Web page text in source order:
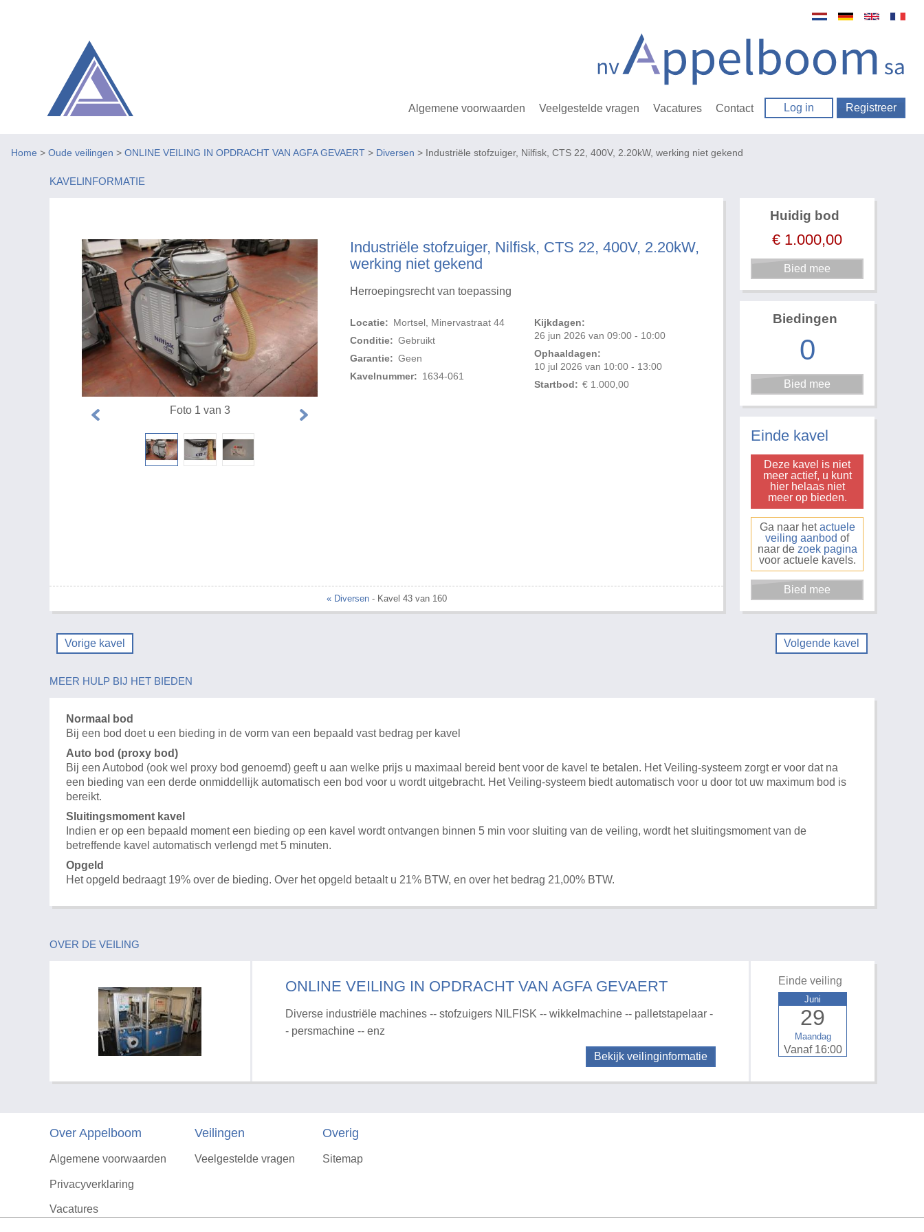
Algemene voorwaarden Veelgestelde vragen Vacatures Contact Log in Registreer
Home > Oude veilingen > ONLINE VEILING IN OPDRACHT VAN AGFA GEVAERT > Diversen > Industriële stofzuiger, Nilfisk, CTS 22, 400V, 2.20kW, werking niet gekend
KAVELINFORMATIE
Industriële stofzuiger, Nilfisk, CTS 22, 400V, 2.20kW,
werking niet gekend
Herroepingsrecht van toepassing
Locatie: Mortsel, Minervastraat 44
Conditie: Gebruikt
Garantie: Geen
Kavelnummer: 1634-061
Kijkdagen:
26 jun 2026 van 09:00 - 10:00
Ophaaldagen:
10 jul 2026 van 10:00 - 13:00
Startbod: € 1.000,00
Foto 1 van 3
« Diversen- Kavel 43 van 160
Huidig bod
€ 1.000,00
Biedingen
0
Einde kavel
Deze kavel is niet
meer actief, u kunt
hier helaas niet
meer op bieden.
Ga naar hetactuele
veiling aanbod of
naar de zoek pagina
voor actuele kavels.
Vorige kavel Volgende kavel
MEER HULP BIJ HET BIEDEN
Normaal bod
Bij een bod doet u een bieding in de vorm van een bepaald vast bedrag per kavel
Auto bod (proxy bod)
Bij een Autobod (ook wel proxy bod genoemd) geeft u aan welke prijs u maximaal bereid bent voor de kavel te betalen. Het Veiling-systeem zorgt er voor dat na
een bieding van een derde onmiddellijk automatisch een bod voor u wordt uitgebracht. Het Veiling-systeem biedt automatisch voor u door tot uw maximum bod is
bereikt.
Sluitingsmoment kavel
Indien er op een bepaald moment een bieding op een kavel wordt ontvangen binnen 5 min voor sluiting van de veiling, wordt het sluitingsmoment van de
betreffende kavel automatisch verlengd met 5 minuten.
Opgeld
Het opgeld bedraagt 19% over de bieding. Over het opgeld betaalt u 21% BTW, en over het bedrag 21,00% BTW.
OVER DE VEILING
ONLINE VEILING IN OPDRACHT VAN AGFA GEVAERT
Diverse industriële machines -- stofzuigers NILFISK -- wikkelmachine -- palletstapelaar -
- persmachine -- enz
Bekijk veilinginformatie
Einde veiling
Maandag
29
Juni
Vanaf 16:00
Over Appelboom
Algemene voorwaarden
Privacyverklaring
Vacatures
Veilingen
Veelgestelde vragen
Overig
Sitemap